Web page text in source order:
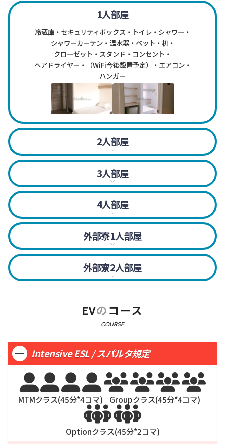
1人部屋
冷蔵庫・セキュリティボックス・トイレ・シャワー・
シャワーカーテン・温水器・ベット・机・
クローゼット・スタンド・コンセント・
ヘアドライヤー・（WiFi今後設置予定）・エアコン・
ハンガー
2人部屋
冷蔵庫・セキュリティボックス・トイレ・シャワー・
シャワーカーテン・温水器・ベット・机・
クローゼット・スタンド・コンセント・
ヘアドライヤー・（WiFi今後設置予定）・エアコン・
ハンガー
*夫婦可能（証明書必須）
3人部屋
冷蔵庫・セキュリティボックス・トイレ・シャワー・
シャワーカーテン・温水器・ベット・机・
クローゼット・スタンド・コンセント・
ヘアドライヤー・（WiFi今後設置予定）・エアコン・
ハンガー
4人部屋
冷蔵庫・セキュリティボックス・トイレ・シャワー・
シャワーカーテン・温水器・ベット（2段ベッド）・
机・クローゼット・スタンド・コンセント・
ヘアドライヤー・（WiFi今後設置予定）・エアコン・
ハンガー
外部寮1人部屋
冷蔵庫・セキュリティボックス・トイレ・シャワー・
温水器・ベット・机・クローゼット・コンセント・
ヘアドライヤー・WiFi・エアコン・簡易キッチン・
*セミスパルタコースのみ
外部寮2人部屋
冷蔵庫・セキュリティボックス・トイレ・シャワー・
クローゼット・コンセント・ヘアドライヤー・WiFi・
エアコン・簡易キッチン・食器類・電子レンジ・
ウォーターサーバー / 学校↔︎外部寮間シャトルバス（朝
＆夕）・ハンガー
*セミスパルタコースのみ
*夫婦、カップル、親子可能
*ベッドは１台のみ
*同時申請
EVのコース
COURSE
Intensive ESL / スパルタ規定

MTMクラス(45分*4コマ)

Groupクラス(45分*4コマ)

Optionクラス(45分*2コマ)